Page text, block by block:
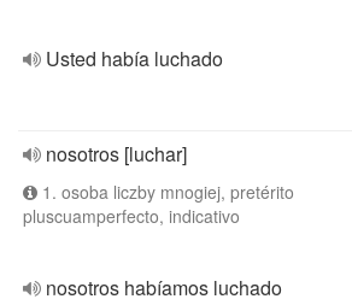
Usted había luchado
nosotros [luchar]
1. osoba liczby mnogiej, pretérito
pluscuamperfecto, indicativo
nosotros habíamos luchado